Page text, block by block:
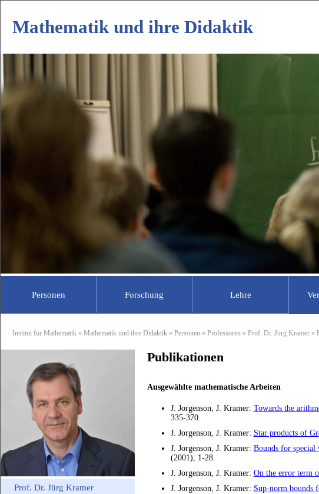
Mathematik und ihre Didaktik
Personen
Abgeordnete Lehrer
Assoziierte Mitarbeiter
Forschung
Für Schüler
Lehre
Institut für Mathematik »Mathematik und ihre Didaktik »Personen »Professoren »Prof. Dr. Jürg Kramer »
Prof. Dr. Jürg Kramer
Publikationen
Ausgewählte mathematische Arbeiten
J. Jorgenson, J. Kramer: Towards the
335-370.
J. Jorgenson, J. Kramer: Star products of
J. Jorgenson, J. Kramer: Bounds for special
(2001), 1-28.
J. Jorgenson, J. Kramer: On the error term
J. Jorgenson, J. Kramer: Sup-norm bounds